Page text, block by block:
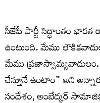
సీజేపీ పార్టీ సిద్ధాంతం
ఉంటుంది. మేము
మేము
చేస్తూనే ఉంటాం” అని
సందేశం, అంబేద్కర్